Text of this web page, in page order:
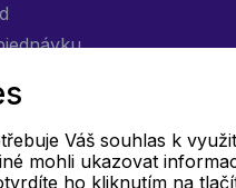
Váš souhlas k
mohli ukazovat
ho kliknutím na